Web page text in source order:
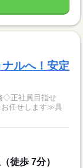
ルへ！安定
◇正社員目指せ
お任せします≫具
徒歩 7分）